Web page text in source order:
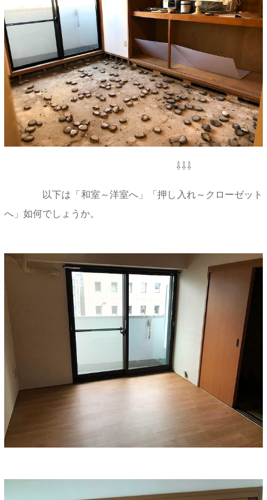
⇩⇩⇩
以下は「和室～洋室へ」「押し入れ～クローゼット
へ」如何でしょうか。